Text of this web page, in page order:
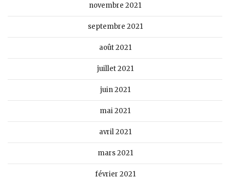
novembre 2021
septembre 2021
août 2021
juillet 2021
juin 2021
mai 2021
avril 2021
mars 2021
février 2021